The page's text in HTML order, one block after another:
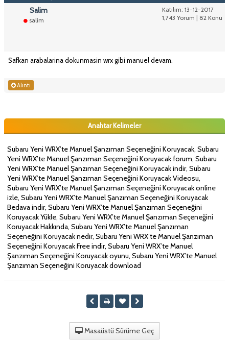
Katılım: 13-12-2017
1,743 Yorum | 82 Konu
Salim
salim
Safkan arabalarina dokunmasin wrx gibi manuel devam.
Alıntı
Anahtar Kelimeler
Subaru Yeni WRX’te Manuel Şanzıman Seçeneğini Koruyacak, Subaru
Yeni WRX’te Manuel Şanzıman Seçeneğini Koruyacak forum, Subaru
Yeni WRX’te Manuel Şanzıman Seçeneğini Koruyacak indir, Subaru
Yeni WRX’te Manuel Şanzıman Seçeneğini Koruyacak Videosu,
Subaru Yeni WRX’te Manuel Şanzıman Seçeneğini Koruyacak online
izle, Subaru Yeni WRX’te Manuel Şanzıman Seçeneğini Koruyacak
Bedava indir, Subaru Yeni WRX’te Manuel Şanzıman Seçeneğini
Koruyacak Yükle, Subaru Yeni WRX’te Manuel Şanzıman Seçeneğini
Koruyacak Hakkında, Subaru Yeni WRX’te Manuel Şanzıman
Seçeneğini Koruyacak nedir, Subaru Yeni WRX’te Manuel Şanzıman
Seçeneğini Koruyacak Free indir, Subaru Yeni WRX’te Manuel
Şanzıman Seçeneğini Koruyacak oyunu, Subaru Yeni WRX’te Manuel
Şanzıman Seçeneğini Koruyacak download
Masaüstü Sürüme Geç